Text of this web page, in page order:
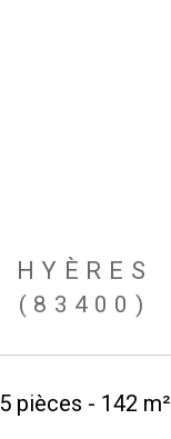
HYÈRES
(83400)
5 pièces - 142 m²